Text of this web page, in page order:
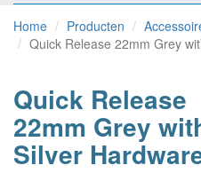
-
naar
homepage
Home Producten
Quick Release 22mm Grey
Quick Release
22mm Grey
Silver